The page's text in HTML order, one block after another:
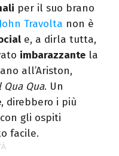
per il suo brano
Travolta non è
e, a dirla tutta,
imbarazzante la
all’Ariston,
Qua Qua. Un
, direbbero i più
gli ospiti
facile.